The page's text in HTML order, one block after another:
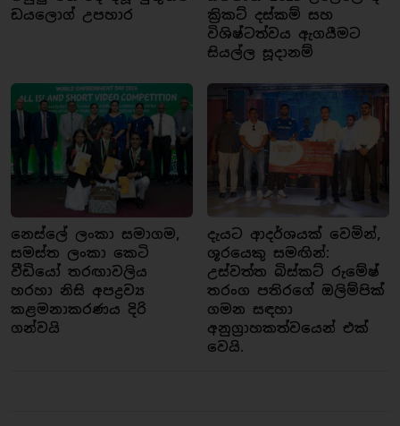
ඩයලොග් උපහාර
ක්‍රිකට් දස්කම් සහ
විශිෂ්ටත්වය ඇගයීමට
සියල්ල සූදානම්
නෙස්ලේ ලංකා සමාගම,
සමස්ත ලංකා කෙටි
වීඩියෝ තරඟාවලිය
හරහා නිසි අපද්‍රව්‍ය
කළමනාකරණය දිරි
ගන්වයි
දැයට ආදර්ශයක් වෙමින්,
ශූරයෙකු සමඟින්:
උස්වත්ත බිස්කට් රුමේෂ්
තරංග පතිරගේ ඔලිම්පික්
ගමන සඳහා
අනුග්‍රාහකත්වයෙන් එක්
වෙයි.